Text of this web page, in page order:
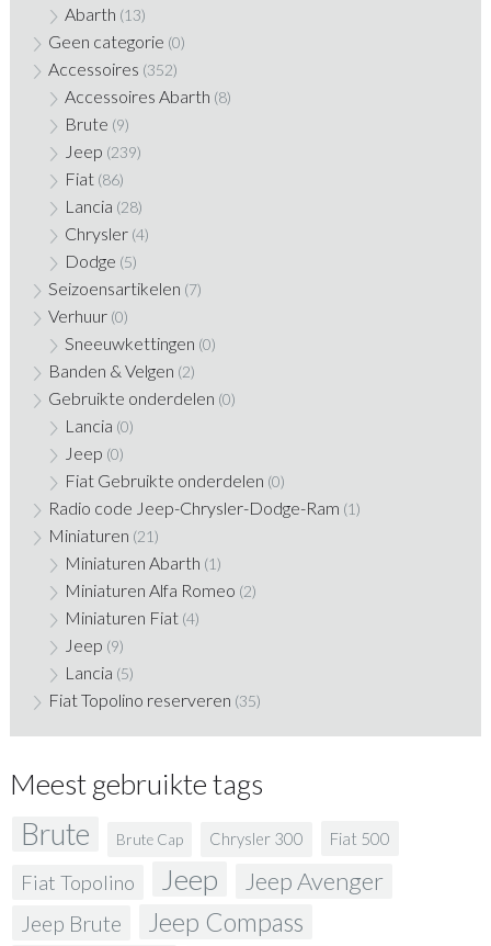
Abarth (13)
Geen categorie (0)
Accessoires (352)
Accessoires Abarth (8)
Brute (9)
Jeep (239)
Fiat (86)
Lancia (28)
Chrysler (4)
Dodge (5)
Seizoensartikelen (7)
Verhuur (0)
Sneeuwkettingen (0)
Banden & Velgen (2)
Gebruikte onderdelen (0)
Lancia (0)
Jeep (0)
Fiat Gebruikte onderdelen (0)
Radio code Jeep-Chrysler-Dodge-Ram (1)
Miniaturen (21)
Miniaturen Abarth (1)
Miniaturen Alfa Romeo (2)
Miniaturen Fiat (4)
Jeep (9)
Lancia (5)
Fiat Topolino reserveren (35)
Meest gebruikte tags
Brute Brute Cap Chrysler 300 Fiat 500
Fiat Topolino Jeep Jeep Avenger
Jeep Brute Jeep Compass